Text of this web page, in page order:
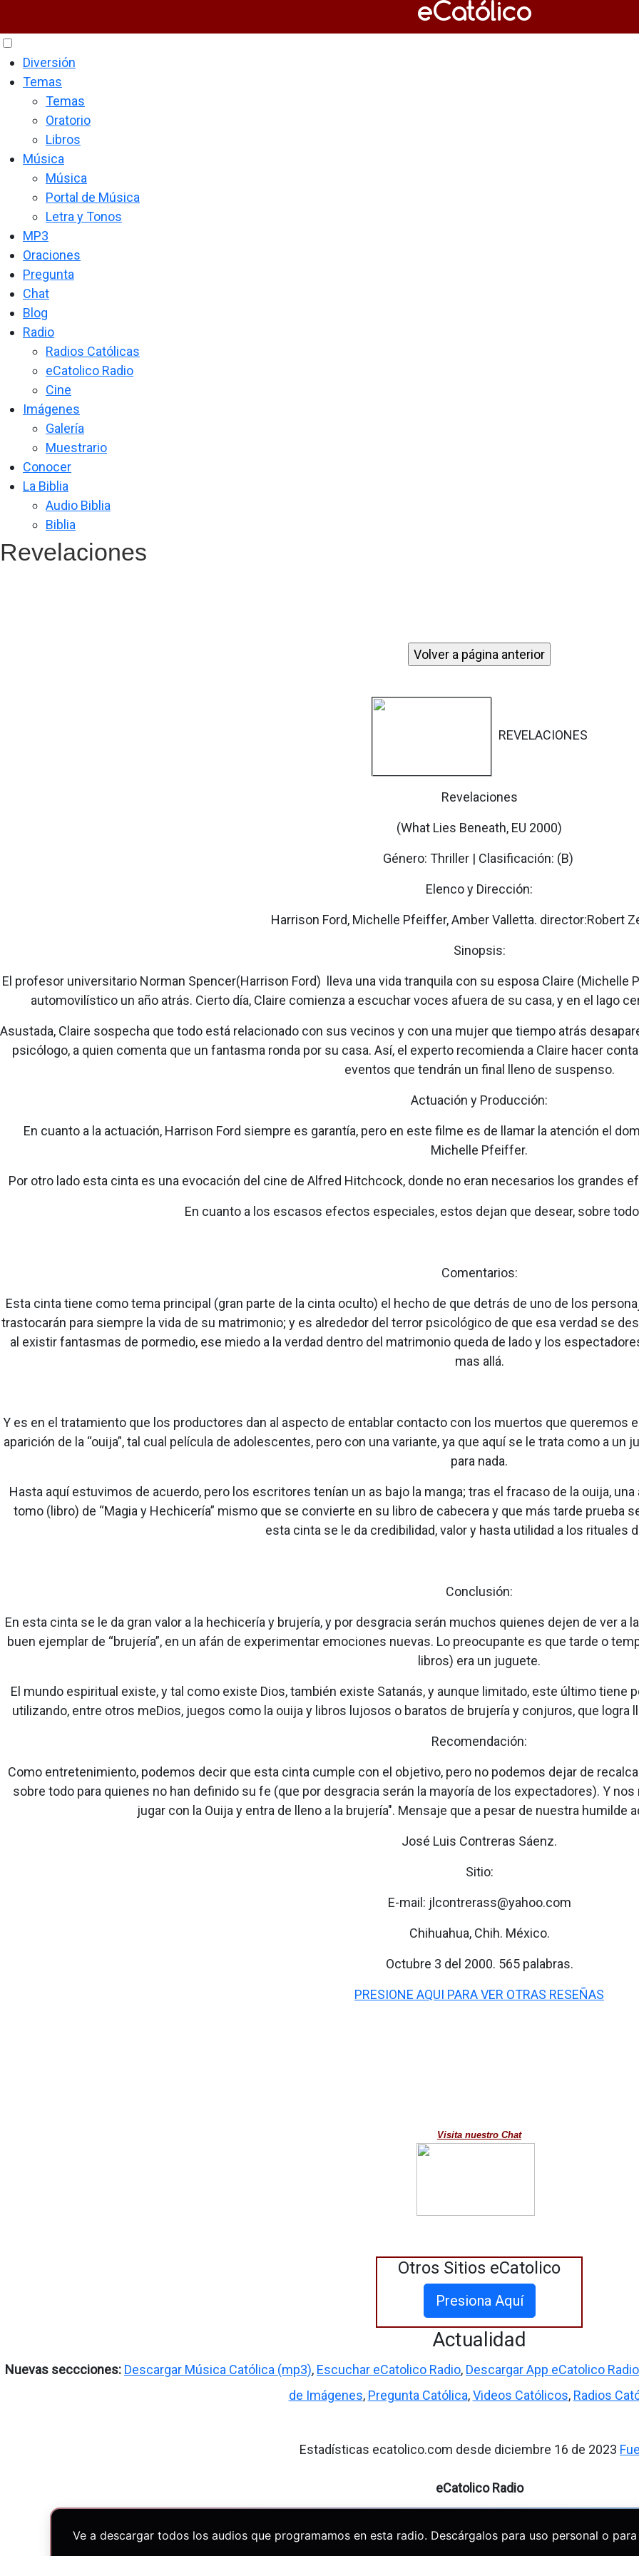
Diversión
Temas
Temas
Oratorio
Libros
Música
Música
Portal de Música
Letra y Tonos
MP3
Oraciones
Pregunta
Chat
Blog
Radio
Radios Católicas
eCatolico Radio
Cine
Imágenes
Galería
Muestrario
Conocer
La Biblia
Audio Biblia
Biblia
Revelaciones
REVELACIONES
Revelaciones
(What Lies Beneath, EU 2000)
Género: Thriller | Clasificación: (B)
Elenco y Dirección:
Harrison Ford, Michelle Pfeiffer, Amber Valletta. director:Robert
Sinopsis:
El profesor universitario Norman Spencer(Harrison Ford) lleva una vida tranquila con su esposa Claire
automovilístico un año atrás. Cierto día, Claire comienza a escuchar voces afuera de su casa, y en el lago
Asustada, Claire sospecha que todo está relacionado con sus vecinos y con una mujer que tiempo atrás
psicólogo, a quien comenta que un fantasma ronda por su casa. Así, el experto recomienda a Claire hacer
eventos que tendrán un final lleno de suspenso.
Actuación y Producción:
En cuanto a la actuación, Harrison Ford siempre es garantía, pero en este filme es de llamar la atención el
Michelle Pfeiffer.
Por otro lado esta cinta es una evocación del cine de Alfred Hitchcock, donde no eran necesarios los grandes
En cuanto a los escasos efectos especiales, estos dejan que desear, sobre
Comentarios:
Esta cinta tiene como tema principal (gran parte de la cinta oculto) el hecho de que detrás de uno de los
trastocarán para siempre la vida de su matrimonio; y es alrededor del terror psicológico de que esa verdad se
al existir fantasmas de pormedio, ese miedo a la verdad dentro del matrimonio queda de lado y los
mas allá.
Y es en el tratamiento que los productores dan al aspecto de entablar contacto con los muertos que queremos
aparición de la “ouija”, tal cual película de adolescentes, pero con una variante, ya que aquí se le trata como a
para nada.
Hasta aquí estuvimos de acuerdo, pero los escritores tenían un as bajo la manga; tras el fracaso de la ouija,
tomo (libro) de “Magia y Hechicería” mismo que se convierte en su libro de cabecera y que más tarde prueba
esta cinta se le da credibilidad, valor y hasta utilidad a los rituales
Conclusión:
En esta cinta se le da gran valor a la hechicería y brujería, y por desgracia serán muchos quienes dejen de ver a
buen ejemplar de “brujería”, en un afán de experimentar emociones nuevas. Lo preocupante es que tarde o
libros) era un juguete.
El mundo espiritual existe, y tal como existe Dios, también existe Satanás, y aunque limitado, este último tiene
utilizando, entre otros meDios, juegos como la ouija y libros lujosos o baratos de brujería y conjuros, que
Recomendación:
Como entretenimiento, podemos decir que esta cinta cumple con el objetivo, pero no podemos dejar de
sobre todo para quienes no han definido su fe (que por desgracia serán la mayoría de los expectadores). Y
jugar con la Ouija y entra de lleno a la brujería". Mensaje que a pesar de nuestra humilde
José Luis Contreras Sáenz.
Sitio:
E-mail: jlcontrerass@yahoo.com
Chihuahua, Chih. México.
Octubre 3 del 2000. 565 palabras.
PRESIONE AQUI PARA VER OTRAS RESEÑAS
Visita nuestro Chat
Otros Sitios eCatolico
Presiona Aquí
Actualidad
Nuevas seccciones: Descargar Música Católica (mp3), Escuchar eCatolico Radio, Descargar App eCatolico
de Imágenes, Pregunta Católica,Videos Católicos, Radios
Estadísticas ecatolico.com desde diciembre 16 de 2023
eCatolico Radio